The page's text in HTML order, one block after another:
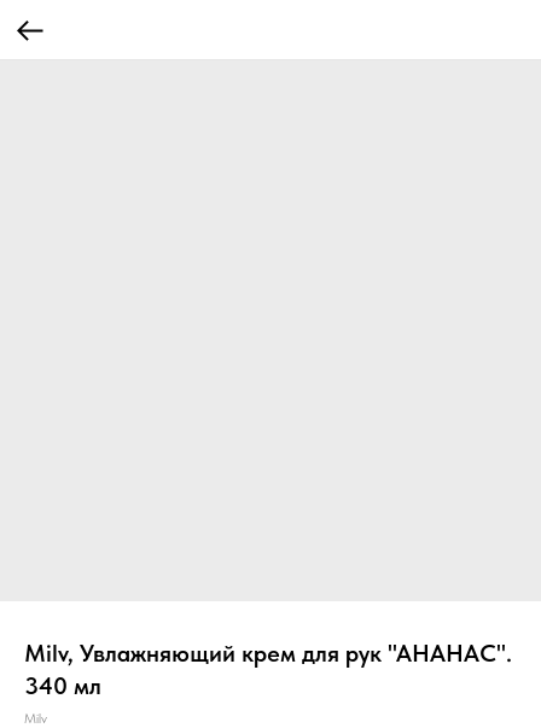
Milv, Увлажняющий крем для рук "АНАНАС".
340 мл
Milv